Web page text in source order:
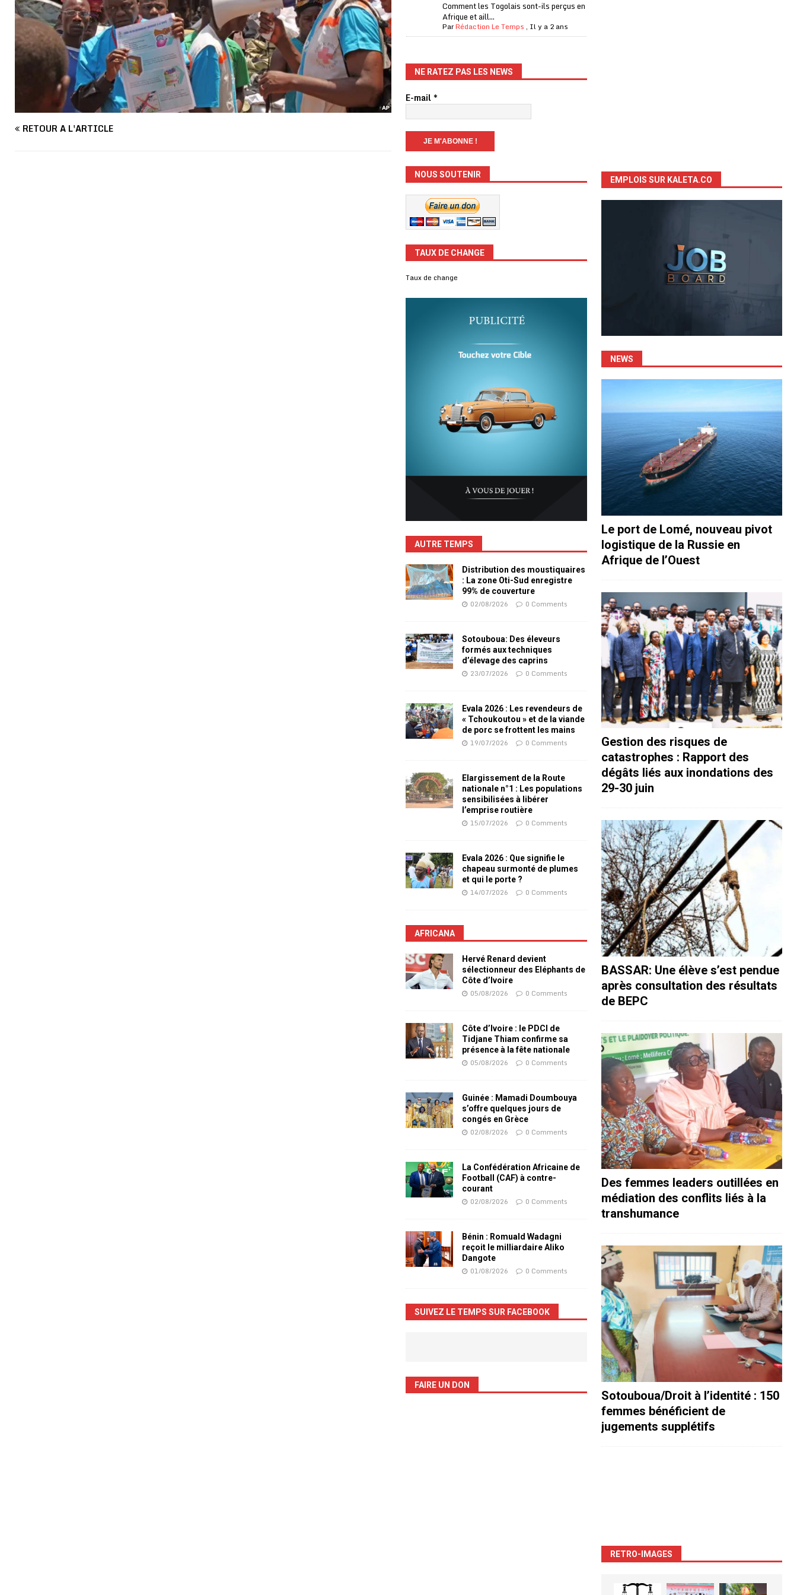
RETOUR À L'ARTICLE
Comment les Togolais sont-ils perçus en
Afrique et aill...
ParRédaction Le Temps , Il y a 2 ans
NE RATEZ PAS LES NEWS
E-mail*
NOUS SOUTENIR
TAUX DE CHANGE
Taux de change
AUTRE TEMPS
Distribution des moustiquaires
: La zone Oti-Sud enregistre
99% de couverture
02/08/2026 0 Comments
Sotouboua: Des éleveurs
formés aux techniques
d’élevage des caprins
23/07/2026 0 Comments
Evala 2026 : Les revendeurs de
« Tchoukoutou » et de la viande
de porc se frottent les mains
19/07/2026 0 Comments
Elargissement de la Route
nationale n°1 : Les populations
sensibilisées à libérer
l’emprise routière
15/07/2026 0 Comments
Evala 2026 : Que signifie le
chapeau surmonté de plumes
et qui le porte ?
14/07/2026 0 Comments
AFRICANA
Hervé Renard devient
sélectionneur des Eléphants de
Côte d’Ivoire
05/08/2026 0 Comments
Côte d’Ivoire : le PDCI de
Tidjane Thiam confirme sa
présence à la fête nationale
05/08/2026 0 Comments
Guinée : Mamadi Doumbouya
s’offre quelques jours de
congés en Grèce
02/08/2026 0 Comments
La Confédération Africaine de
Football (CAF) à contre-
courant
02/08/2026 0 Comments
Bénin : Romuald Wadagni
reçoit le milliardaire Aliko
Dangote
01/08/2026 0 Comments
SUIVEZ LE TEMPS SUR FACEBOOK
FAIRE UN DON
EMPLOIS SUR KALETA.CO
NEWS
Le port de Lomé, nouveau pivot
logistique de la Russie en
Afrique de l’Ouest
Gestion des risques de
catastrophes : Rapport des
dégâts liés aux inondations des
29-30 juin
BASSAR: Une élève s’est pendue
après consultation des résultats
de BEPC
Des femmes leaders outillées en
médiation des conflits liés à la
transhumance
Sotouboua/Droit à l’identité : 150
femmes bénéficient de
jugements supplétifs
RETRO-IMAGES